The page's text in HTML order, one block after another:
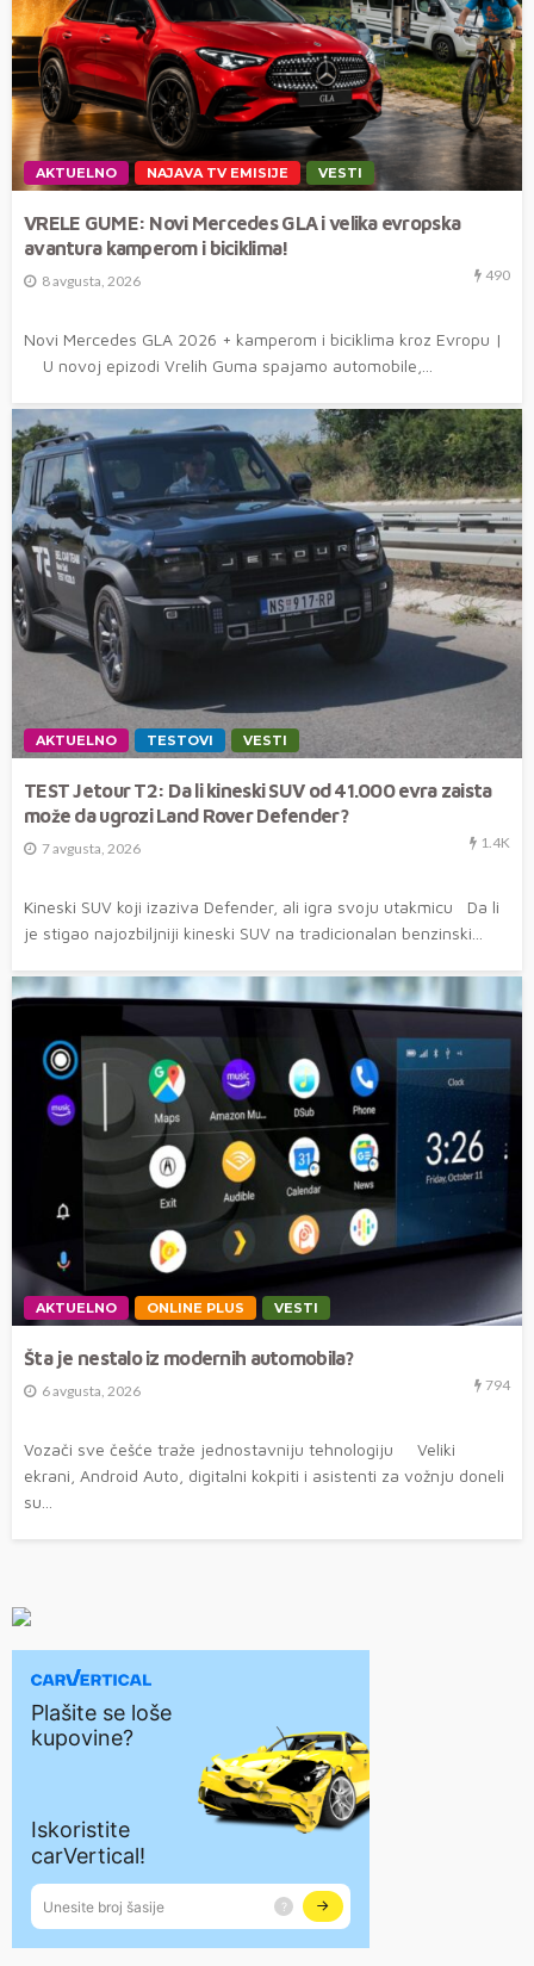
AKTUELNO NAJAVA TV EMISIJE VESTI
VRELE GUME: Novi Mercedes GLA i velika evropska
avantura kamperom i biciklima!
8 avgusta, 2026 490
Novi Mercedes GLA 2026 + kamperom i biciklima kroz Evropu |
U novoj epizodi Vrelih Guma spajamo automobile,...
AKTUELNO TESTOVI VESTI
TEST Jetour T2: Da li kineski SUV od 41.000 evra zaista
može da ugrozi Land Rover Defender?
7 avgusta, 2026 1.4K
Kineski SUV koji izaziva Defender, ali igra svoju utakmicu Da li
je stigao najozbiljniji kineski SUV na tradicionalan benzinski...
AKTUELNO ONLINE PLUS VESTI
Šta je nestalo iz modernih automobila?
6 avgusta, 2026 794
Vozači sve češće traže jednostavniju tehnologiju Veliki
ekrani, Android Auto, digitalni kokpiti i asistenti za vožnju doneli
su...